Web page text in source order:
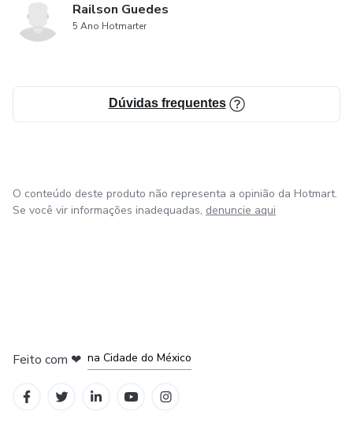
Railson Guedes
5 Ano Hotmarter
Dúvidas frequentes
O conteúdo deste produto não representa a opinião da Hotmart.
Se você vir informações inadequadas, denuncie aqui
Feito com ❤ na Cidade do México